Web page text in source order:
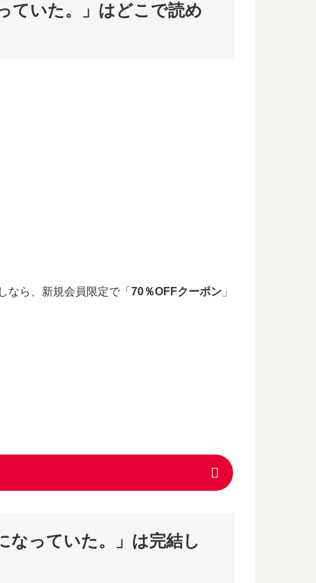
ていた。」はどこで読め
なら、新規会員限定で「 70％OFFクーポン 」
なっていた。」は完結し